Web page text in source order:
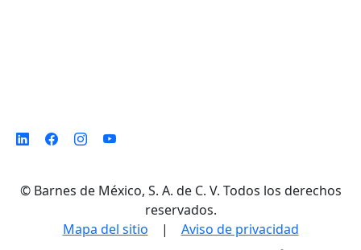
© Barnes de México, S. A. de C. V. Todos los derechos
reservados.
Mapa del sitio | Aviso de privacidad